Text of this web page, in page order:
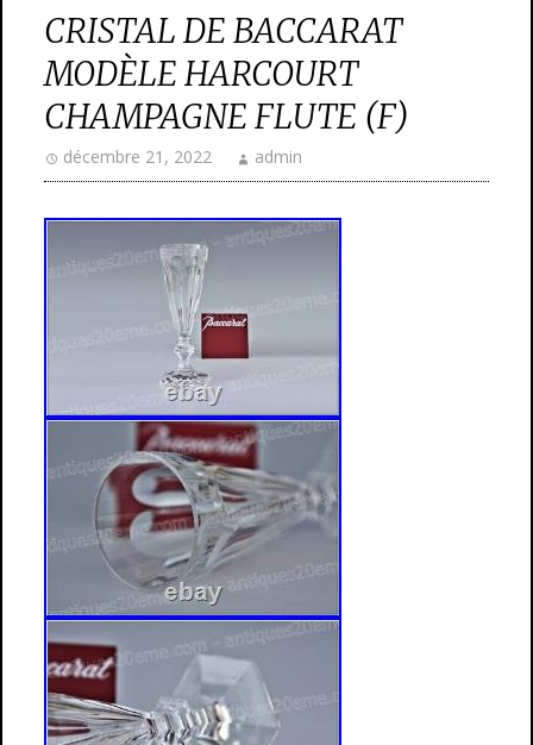
CRISTAL DE BACCARAT
MODÈLE HARCOURT
CHAMPAGNE FLUTE (F)
décembre 21, 2022 admin